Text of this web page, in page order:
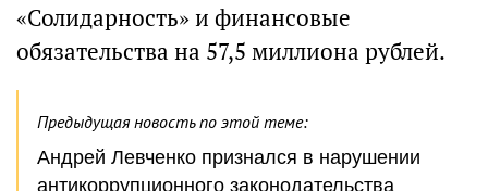
«Солидарность» и финансовые
обязательства на 57,5 миллиона рублей.
Предыдущая новость по этой теме:
Андрей Левченко признался в нарушении
антикоррупционного законодательства